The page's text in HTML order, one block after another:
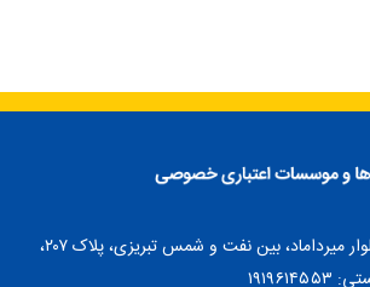
تهران، ضلع شمالی بلوار میرداماد، بین نفت و شمس تبریزی، پلاک ۲۰۷،